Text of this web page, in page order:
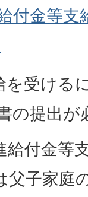
付金等支
を受ける
の提出
給付金等
父子家庭